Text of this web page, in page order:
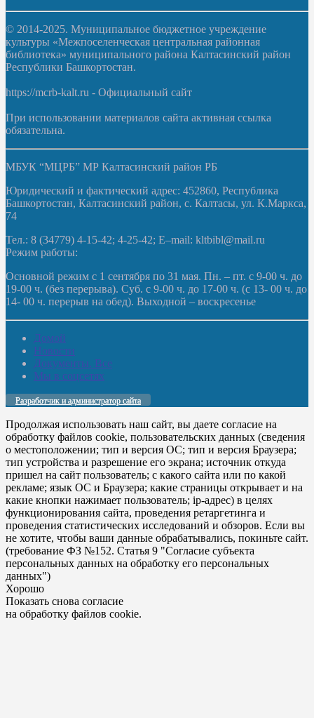
© 2014-2025. Муниципальное бюджетное учреждение
культуры «Межпоселенческая центральная районная
библиотека» муниципального района Калтасинский район
Республики Башкортостан.
https://mcrb-kalt.ru - Официальный сайт
При использовании материалов сайта активная ссылка
обязательна.
МБУК “МЦРБ” МР Калтасинский район РБ
Юридический и фактический адрес: 452860, Республика
Башкортостан, Калтасинский район, с. Калтасы, ул. К.Маркса,
74
Тел.: 8 (34779) 4-15-42; 4-25-42; E–mail: kltbibl@mail.ru
Режим работы:
Основной режим с 1 сентября по 31 мая. Пн. – пт. с 9-00 ч. до
19-00 ч. (без перерыва). Суб. с 9-00 ч. до 17-00 ч. (с 13- 00 ч. до
14- 00 ч. перерыв на обед). Выходной – воскресенье
Домой
Новости
Документы. Все
Мы в соцсетях
Разработчик и администратор сайта
Продолжая использовать наш сайт, вы даете согласие на
обработку файлов cookie, пользовательских данных (сведения
о местоположении; тип и версия ОС; тип и версия Браузера;
тип устройства и разрешение его экрана; источник откуда
пришел на сайт пользователь; с какого сайта или по какой
рекламе; язык ОС и Браузера; какие страницы открывает и на
какие кнопки нажимает пользователь; ip-адрес) в целях
функционирования сайта, проведения ретаргетинга и
проведения статистических исследований и обзоров. Если вы
не хотите, чтобы ваши данные обрабатывались, покиньте сайт.
(требование ФЗ №152. Статья 9 "Согласие субъекта
персональных данных на обработку его персональных
данных")
Хорошо
Показать снова согласие
на обработку файлов cookie.